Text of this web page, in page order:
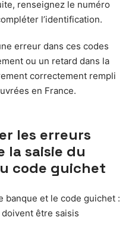
renseignez le numéro
l’identification.
erreur dans ces codes
ou un retard dans la
correctement rempli
en France.
les erreurs
la saisie du
code guichet
banque et le code guichet :
être saisis